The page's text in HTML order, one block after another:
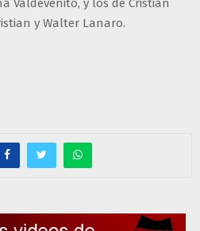
Valdevenito, y los de Cristian
y Walter Lanaro.